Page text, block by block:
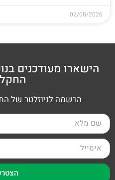
02/08/2026
הישארו מעודכנים
הרשמה לניוזלטר של